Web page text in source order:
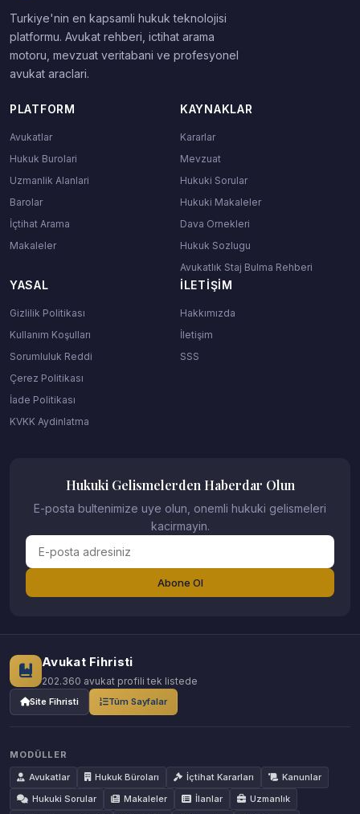
Turkiye'nin en kapsamli hukuk teknolojisi
platformu. Avukat rehberi, ictihat arama
motoru, mevzuat veritabani ve profesyonel
avukat araclari.
PLATFORM
Avukatlar
Hukuk Burolari
Uzmanlik Alanlari
Barolar
İçtihat Arama
Makaleler
KAYNAKLAR
Kararlar
Mevzuat
Hukuki Sorular
Hukuki Makaleler
Dava Ornekleri
Hukuk Sozlugu
Avukatlık Staj Bulma Rehberi
YASAL
Gizlilik Politikası
Kullanım Koşulları
Sorumluluk Reddi
Çerez Politikası
İade Politikası
KVKK Aydinlatma
İLETIŞIM
Hakkımızda
İletişim
SSS
Hukuki Gelismelerden Haberdar Olun
E-posta bultenimize uye olun, onemli hukuki gelismeleri
kacirmayin.
Abone Ol
Avukat Fihristi
202.360 avukat profili tek listede
Site Fihristi Tüm Sayfalar
MODÜLLER
Avukatlar
Hukuk Büroları İçtihat Kararları
Kanunlar
Hukuki Sorular
Makaleler İlanlar
Uzmanlık